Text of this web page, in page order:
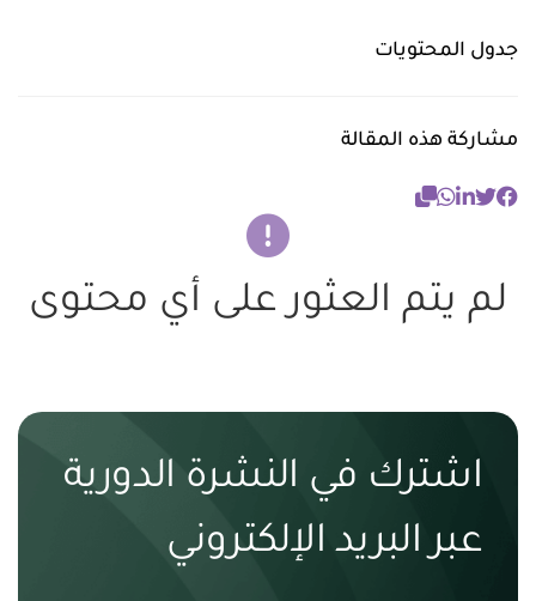
جدول المحتويات
مشاركة هذه المقالة
لم يتم العثور على أي محتوى
اشترك في النشرة الدورية
عبر البريد الإلكتروني